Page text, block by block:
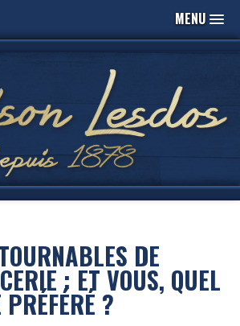
MENU
DE
: ET VOUS, QUEL
PRÉFÉRÉ ?